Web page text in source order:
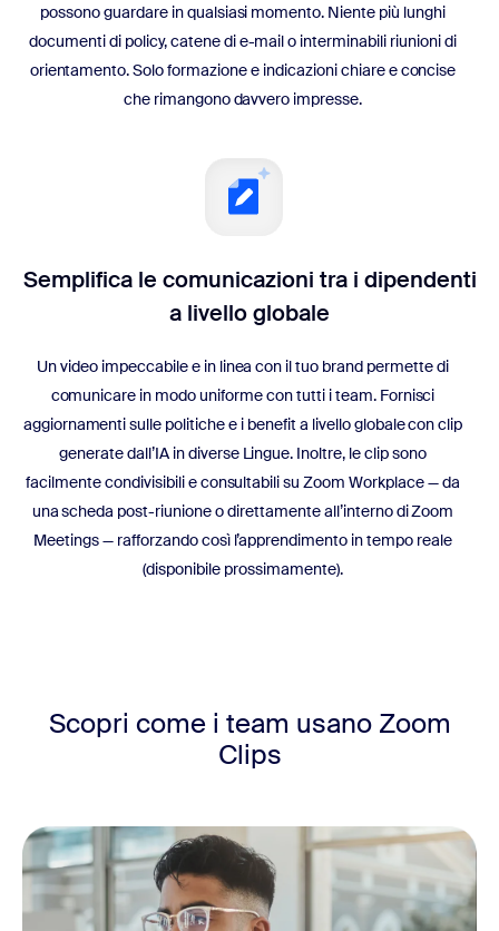
possono guardare in qualsiasi momento. Niente più lunghi
documenti di policy, catene di e-mail o interminabili riunioni di
orientamento. Solo formazione e indicazioni chiare e concise
che rimangono davvero impresse.
Semplifica le comunicazioni tra i dipendenti
a livello globale
Un video impeccabile e in linea con il tuo brand permette di
comunicare in modo uniforme con tutti i team. Fornisci
aggiornamenti sulle politiche e i benefit a livello globale con clip
generate dall’IA in diverse Lingue. Inoltre, le clip sono
facilmente condivisibili e consultabili su Zoom Workplace — da
una scheda post-riunione o direttamente all’interno di Zoom
Meetings — rafforzando così l’apprendimento in tempo reale
(disponibile prossimamente).
Scopri come i team usano Zoom
Clips